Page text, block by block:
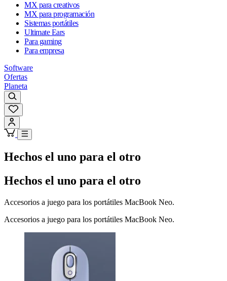
MX para creativos
MX para programación
Sistemas portátiles
Ultimate Ears
Para gaming
Para empresa
Software
Ofertas
Planeta
Hechos el uno para el otro
Hechos el uno para el otro
Accesorios a juego para los portátiles MacBook Neo.
Accesorios a juego para los portátiles MacBook Neo.